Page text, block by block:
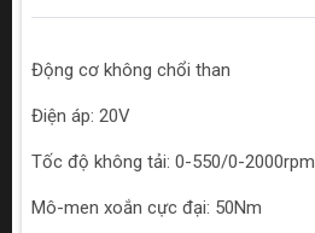
Động cơ không chổi than
Điện áp: 20V
Tốc độ không tải: 0-550/0-2000rpm
Mô-men xoắn cực đại: 50Nm